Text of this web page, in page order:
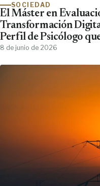
SOCIEDAD
El Máster en
Transformación
Perfil de Psicólogo
Clínicos Demanda y
8 de junio de 2026